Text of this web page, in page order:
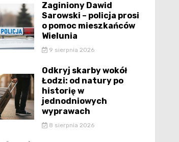
Zaginiony Dawid
Sarowski – policja prosi
o pomoc mieszkańców
Wielunia
9 sierpnia 2026
Odkryj skarby wokół
Łodzi: od natury po
historię w
jednodniowych
wyprawach
8 sierpnia 2026